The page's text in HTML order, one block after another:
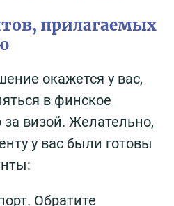
прилагаемых
окажется у вас,
в финское
за визой. Желательно,
у вас были готовы
Обратите